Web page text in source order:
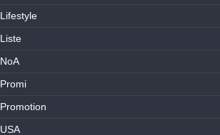
Lifestyle
Liste
NoA
Promi
Promotion
USA